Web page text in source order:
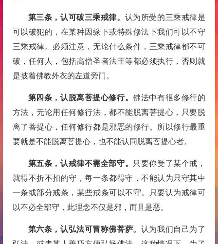
第三条，认可破三乘戒律。 认为所受的三乘戒律是
可以破犯的，在某种因缘下或特殊修法下我们可以不守
三乘戒律。必须注意，无论什么条件，三乘戒律都不可
破，任何人，包括高僧圣者法王等都必须执行，否则就
是披着佛教外衣的左道旁门。
第四条，认脱离菩提心修行。佛法中有很多修行的
方法，无论用任何修行法，都不能脱离菩提心，只要脱
离了菩提心，任何修行都是邪恶的修行。所以修行最重
要就是不能脱离菩提心，也不能认同脱离菩提心者。
第五条，认戒律不需全部守。
只要你受了某个戒，
就得不折不扣的守，每一条都得守，不能认为只守其中
一条或部分戒条，某些戒条可以不守。只要认为戒律可
以不必全部守，此理念不仅是邪，而且是恶。
第六条，认弘法可冒称佛菩萨。 认为我们自己为了